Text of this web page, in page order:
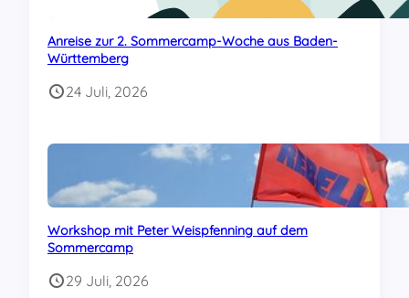
Anreise zur 2. Sommercamp-Woche aus Baden-
Württemberg
24 Juli, 2026
Workshop mit Peter Weispfenning auf dem
Sommercamp
29 Juli, 2026